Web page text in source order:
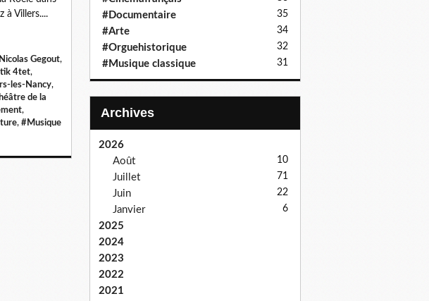
à Villers....
Gegout,
4tet,
les-Nancy,
de la
,
, #Musique
#Documentaire 35
#Arte 34
#Orguehistorique 32
#Musique classique 31
Archives
2026
Août
10
Juillet 71
Juin 22
Janvier 6
2025
2024
2023
2022
2021